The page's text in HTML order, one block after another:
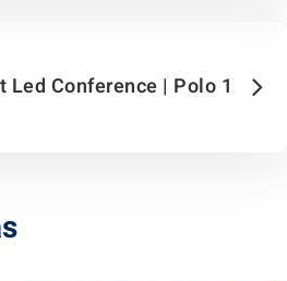
Led Conference | Polo 1